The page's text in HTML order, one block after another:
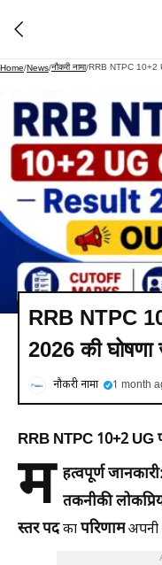
Home/News/नौकरी नामा/RRB NTPC 10+2
RRB NTPC
2026 की घोषणा
नौकरी नामा 1 month
RRB NTPC 10+2 UG
म हत्वपूर्ण
तकनीकी
स्तर पदकापरिणामअपनी